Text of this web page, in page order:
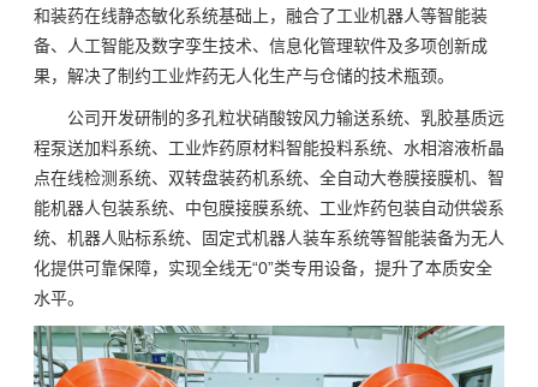
和装药在线静态敏化系统基础上，融合了工业机器人等智能装
备、人工智能及数字孪生技术、信息化管理软件及多项创新成
果，解决了制约工业炸药无人化生产与仓储的技术瓶颈。
公司开发研制的多孔粒状硝酸铵风力输送系统、乳胶基质远
程泵送加料系统、工业炸药原材料智能投料系统、水相溶液析晶
点在线检测系统、双转盘装药机系统、全自动大卷膜接膜机、智
能机器人包装系统、中包膜接膜系统、工业炸药包装自动供袋系
统、机器人贴标系统、固定式机器人装车系统等智能装备为无人
化提供可靠保障，实现全线无“0”类专用设备，提升了本质安全
水平。